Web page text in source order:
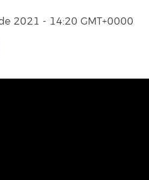
2021 - 14:20 GMT+0000